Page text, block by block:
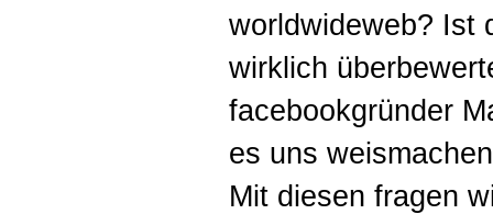
worldwideweb? Ist
wirklich
facebookgründer
es uns
Mit diesen fragen